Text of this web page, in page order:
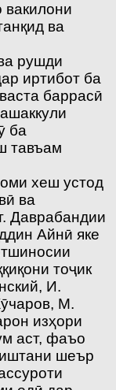
вакилони
ва
рушди
иртибот ба
баррасӣ
ба
тавъам
хеш устод
ва
Даврабандии
Айнӣ яке
тоҷик
И.
М.
изҳори
аст, фаъо
шеър